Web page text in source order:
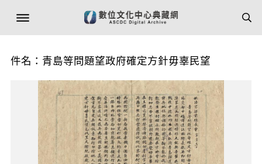
件名：青島等問題望政府確定方針毋辜民望